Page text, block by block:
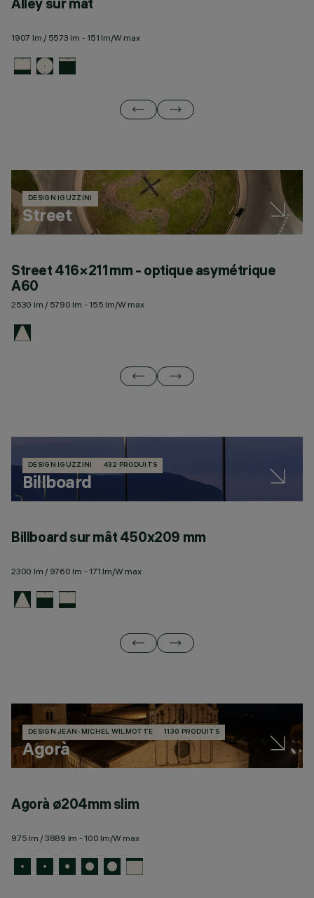
1907 lm / 5573 lm - 151 lm/W max
DESIGN IGUZZINI
Street
Street 416×211 mm - optique asymétrique
A60
2530 lm / 5790 lm - 155 lm/W max
DESIGN IGUZZINI 432 PRODUITS
Billboard
Billboard sur mât 450x209 mm
2300 lm / 9760 lm - 171 lm/W max
DESIGN JEAN-MICHEL WILMOTTE 1130 PRODUITS
Agorà
Agorà ø204mm slim
975 lm / 3889 lm - 100 lm/W max